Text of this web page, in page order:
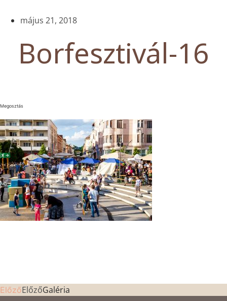
május 21, 2018
Borfesztivál-16
Megosztás
ElőzőElőzőGaléria